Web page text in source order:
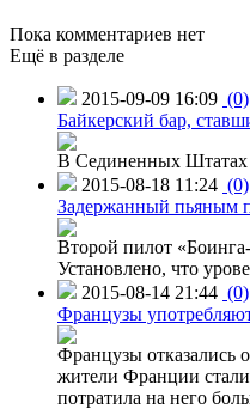
Пока комментариев нет
Ещё в разделе
2015-09-09 16:09 (0)
Байкерский бар,
В Сединенных Штатах
2015-08-18 11:24 (0)
Задержанный пьяным
Второй пилот
Установлено, что
2015-08-14 21:44 (0)
Французы
Французы отказались
жители Франции стали
потратила на него